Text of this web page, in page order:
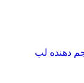
دهنده لب